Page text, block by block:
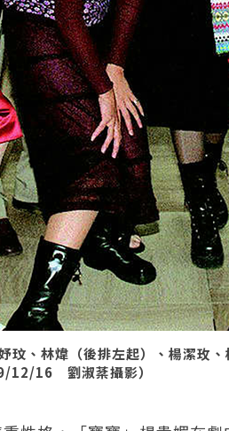
玟、林煒（後排左起）、楊潔玫
12/16 劉淑棻攝影）